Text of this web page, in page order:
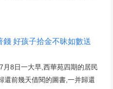
好孩子拾金不昧如數送
月8日一大早,西華苑四期的居民
還前幾天借閱的圖書,一并歸還